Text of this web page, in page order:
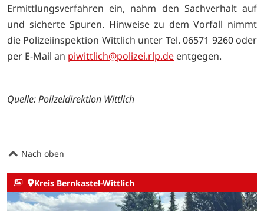
Ermittlungsverfahren ein, nahm den Sachverhalt auf
und sicherte Spuren. Hinweise zu dem Vorfall nimmt
die Polizeiinspektion Wittlich unter Tel. 06571 9260 oder
per E-Mail an piwittlich@polizei.rlp.de entgegen.
Quelle: Polizeidirektion Wittlich
Nach oben
Kreis Bernkastel-Wittlich